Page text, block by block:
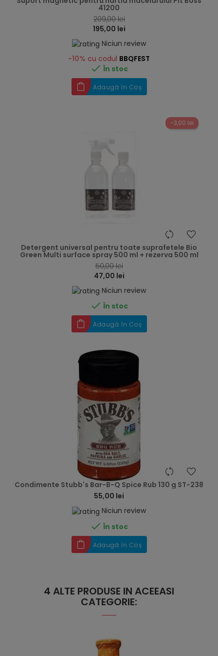
41200
209,00 lei
195,00 lei
Niciun review
-10% cu codul BBQFEST
 În stoc
Adaugă în Coș
-3,00 lei
Detergent universal pentru toate suprafetele Bio
Green Multi surface spray 500 ml + rezerva 500 ml
50,00 lei
47,00 lei
Niciun review
 În stoc
Adaugă în Coș
Condimente Stubb's Bar-B-Q Spice Rub 130 g ST-238
55,00 lei
Niciun review
 În stoc
Adaugă în Coș
4 ALTE PRODUSE IN ACEEASI
CATEGORIE: